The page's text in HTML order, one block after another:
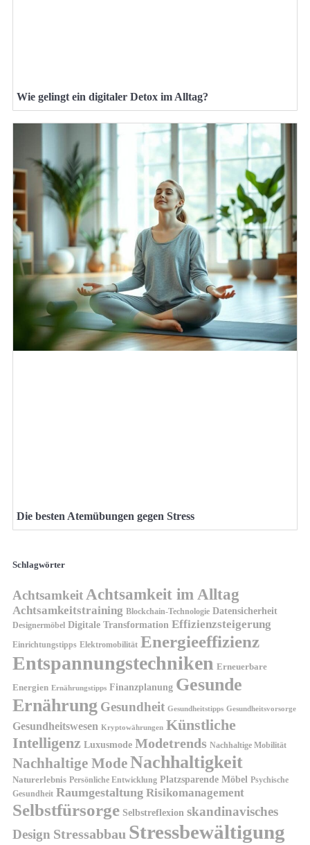
Wie gelingt ein digitaler Detox im Alltag?
Die besten Atemübungen gegen Stress
Schlagwörter
AchtsamkeitAchtsamkeit im Alltag
Achtsamkeitstraining Blockchain-Technologie Datensicherheit
Designermöbel Digitale Transformation Effizienzsteigerung
Einrichtungstipps Elektromobilität Energieeffizienz
Entspannungstechniken Erneuerbare
Energien Ernährungstipps Finanzplanung Gesunde
Ernährung Gesundheit Gesundheitstipps Gesundheitsvorsorge
Gesundheitswesen Kryptowährungen Künstliche
Intelligenz Luxusmode Modetrends Nachhaltige Mobilität
Nachhaltige ModeNachhaltigkeit
Naturerlebnis Persönliche Entwicklung Platzsparende Möbel Psychische
Gesundheit Raumgestaltung Risikomanagement
Selbstfürsorge Selbstreflexion skandinavisches
Design Stressabbau Stressbewältigung